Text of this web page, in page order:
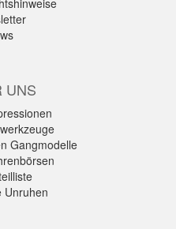
UNS
Gangmodelle
Unruhen